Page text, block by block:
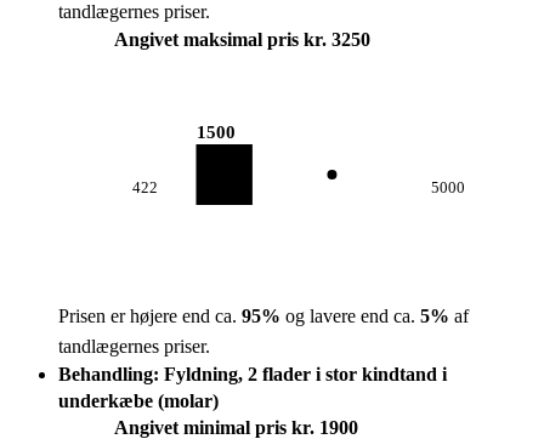
tandlægernes priser.
Angivet maksimal pris kr. 3250
422
1500
5000
Prisen er højere end ca. 95% og lavere end ca. 5% af
tandlægernes priser.
Behandling: Fyldning, 2 flader i stor kindtand i
underkæbe (molar)
Angivet minimal pris kr. 1900